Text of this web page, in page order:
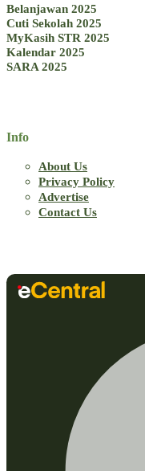
Belanjawan 2025
Cuti Sekolah 2025
MyKasih STR 2025
Kalendar 2025
SARA 2025
Info
About Us
Privacy Policy
Advertise
Contact Us